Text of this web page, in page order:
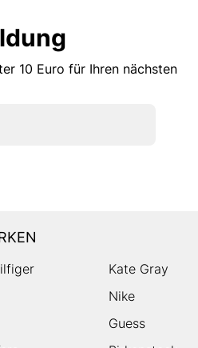
10 Euro für Ihren nächsten
Kate Gray
Nike
Guess